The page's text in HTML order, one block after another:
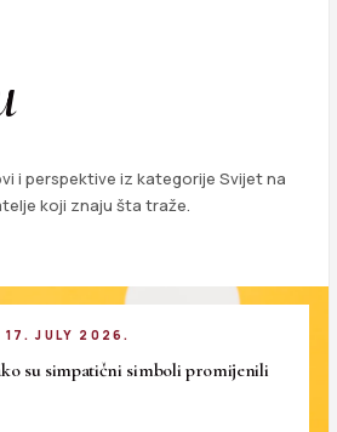
i perspektive iz kategorije Svijet na
koji znaju šta traže.
17. JULY 2026.
su simpatični simboli promijenili